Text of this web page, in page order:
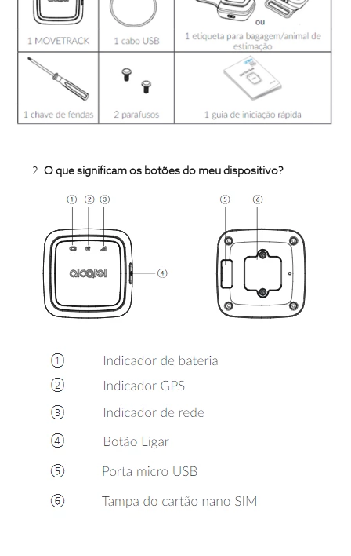
O que significam os botões do meu dispositivo?